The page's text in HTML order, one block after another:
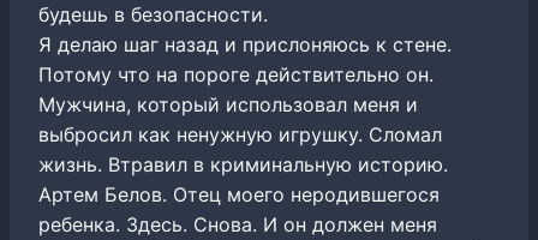
будешь в безопасности.
Я делаю шаг назад и прислоняюсь к стене.
Потому что на пороге действительно он.
Мужчина, который использовал меня и
выбросил как ненужную игрушку. Сломал
жизнь. Втравил в криминальную историю.
Артем Белов. Отец моего неродившегося
ребенка. Здесь. Снова. И он должен меня